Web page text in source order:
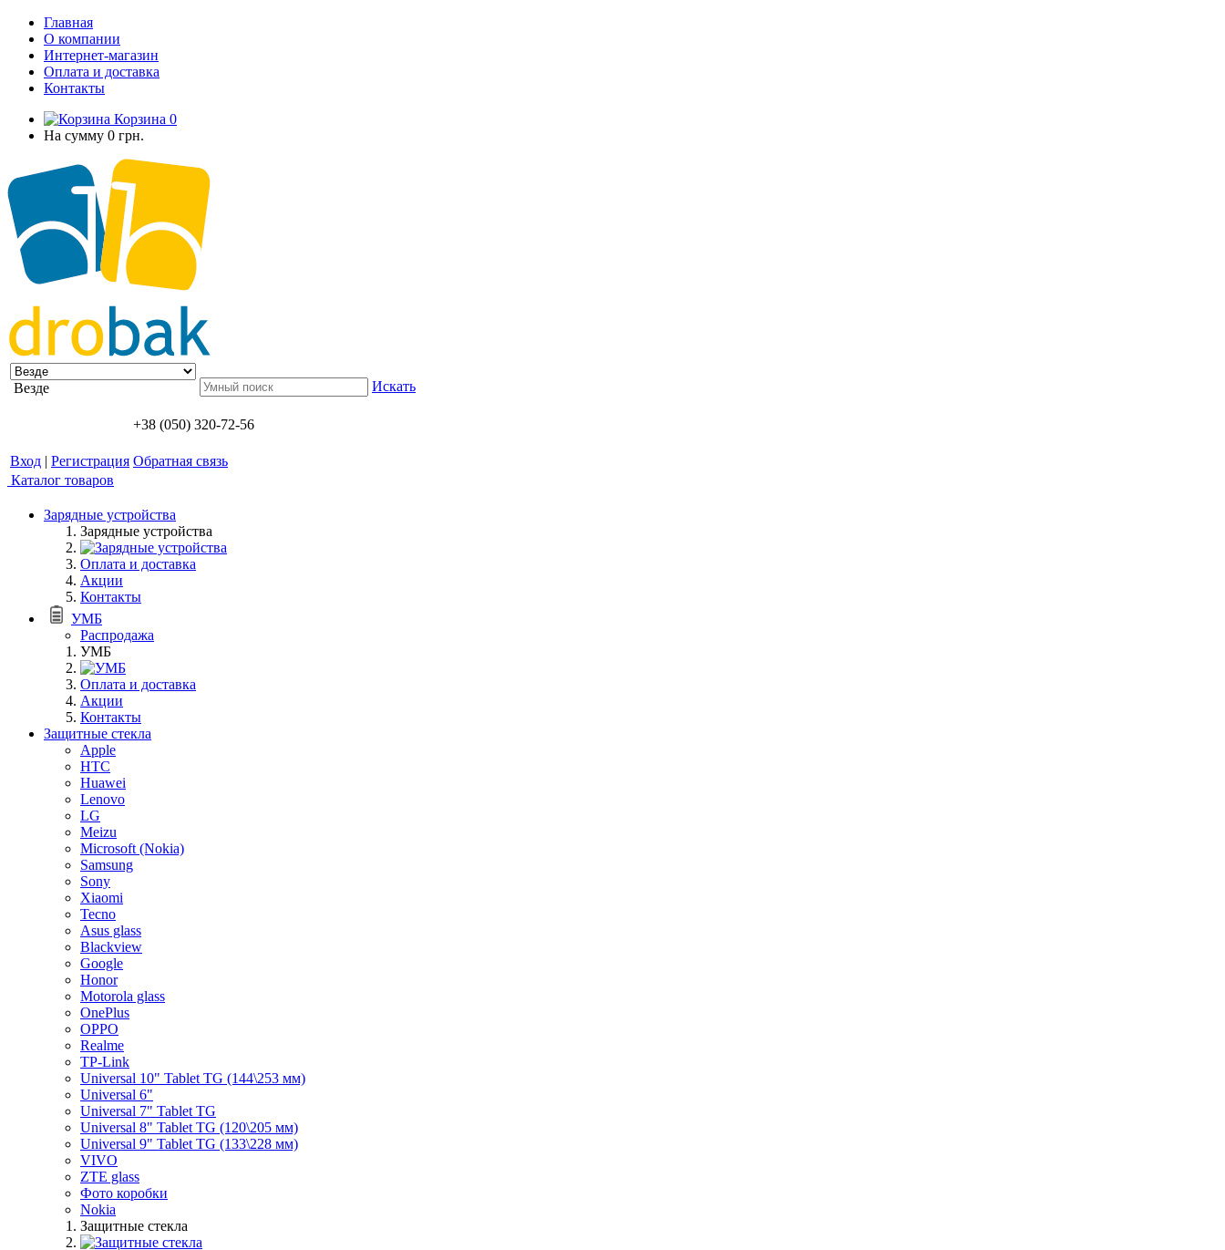
Главная
О компании
Интернет-магазин
Оплата и доставка
Контакты
Корзина 0
На сумму 0 грн.
Везде Искать
+38 (050) 320-72-56
Вход | Регистрация Обратная связь
Каталог товаров
Зарядные устройства
Зарядные устройства
Оплата и доставка
Акции
Контакты
УМБ
Распродажа
УМБ
Оплата и доставка
Акции
Контакты
Защитные стекла
Apple
HTC
Huawei
Lenovo
LG
Meizu
Microsoft (Nokia)
Samsung
Sony
Xiaomi
Tecno
Asus glass
Blackview
Google
Honor
Motorola glass
OnePlus
OPPO
Realme
TP-Link
Universal 10" Tablet TG (144\253 мм)
Universal 6"
Universal 7" Tablet TG
Universal 8" Tablet TG (120\205 мм)
Universal 9" Tablet TG (133\228 мм)
VIVO
ZTE glass
Фото коробки
Nokia
Защитные стекла